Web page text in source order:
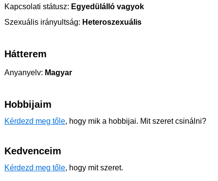
Kapcsolati státusz: Egyedülálló vagyok
Szexuális irányultság: Heteroszexuális
Hátterem
Anyanyelv: Magyar
Hobbijaim
Kérdezd meg tőle, hogy mik a hobbijai. Mit szeret csinálni?
Kedvenceim
Kérdezd meg tőle, hogy mit szeret.